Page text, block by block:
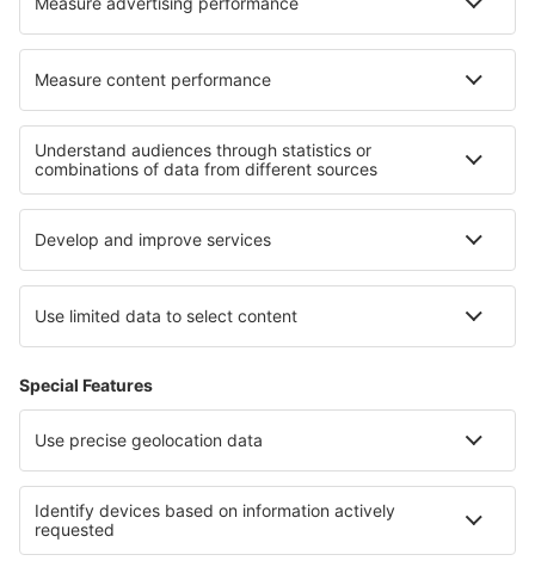
Pernottamenti in Bekana Island Pernottamenti in Antrialgo
Pernottamenti in Ilkeston
Le migliori sistemazioni - zone
Pernottamenti in Istria Pernottamenti a Fuerteventura
Pernottamenti nell'arco Pernottamenti in Podlachia
Pernottamenti a Distretto di Suceava